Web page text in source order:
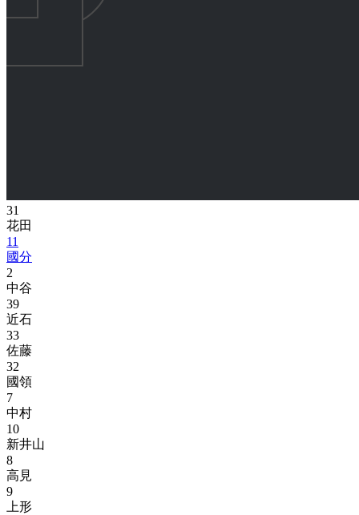
31
花田
11
國分
2
中谷
39
近石
33
佐藤
32
國領
7
中村
10
新井山
8
高見
9
上形